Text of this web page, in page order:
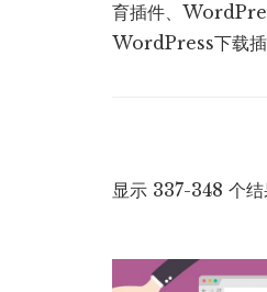
育插件、
WordPress下载插
显示 337-348 个结